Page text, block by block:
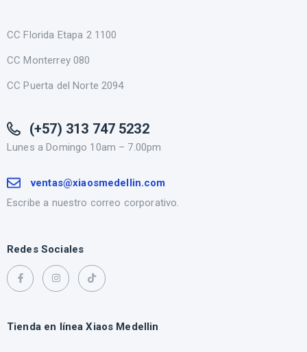
CC Florida Etapa 2 1100
CC Monterrey 080
CC Puerta del Norte 2094
(+57) 313 747 5232
Lunes a Domingo 10am – 7.00pm
ventas@xiaosmedellin.com
Escribe a nuestro correo corporativo.
Redes Sociales
Tienda en línea Xiaos Medellin